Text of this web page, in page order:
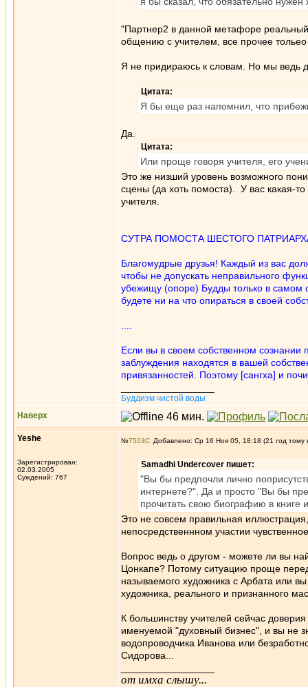
"Партнер2 в данной метафоре реальный
общению с учителем, все прочее
Я не придираюсь к словам. Но мы ведь
Цитата:
Я бы еще раз напомнил, что
Да.
Цитата:
Или проще говоря учителя, его
Это же низший уровень возможного
сцены (да хоть помоста). У вас какая-
учителя.
СУТРА ПОМОСТА ШЕСТОГО
Благомудрые друзья! Каждый из вас
чтобы не допускать неправильного
убежищу (опоре) Будды только в самом
будете ни на что опираться в своей
Если вы в своем собственном
заблуждения находятся в вашей
привязанностей. Поэтому [сангха] и
Буддизм чистой воды
Наверх
Yeshe
Зарегистрирован:
02.03.2005
Суждений: 767
№7503 Добавлено: Ср 16 Ноя 05, 18:18 (21 год тому
Samadhi Undercover пишет:
"Вы бы предпочли лично
интернете?". Да и просто "Вы бы
прочитать свою биографию в книге
Это не совсем правильная
непосредственнном участии
Вопрос ведь о другом - можете ли вы
Цонкапе? Потому ситуацию проще
называемого художника с Арбата или
художника, реального и признанного
К большинству учителей сейчас
именуемой "духовный бизнес", и вы не
водопроводчика Иванова или
Сидорова...
от имха слышу...